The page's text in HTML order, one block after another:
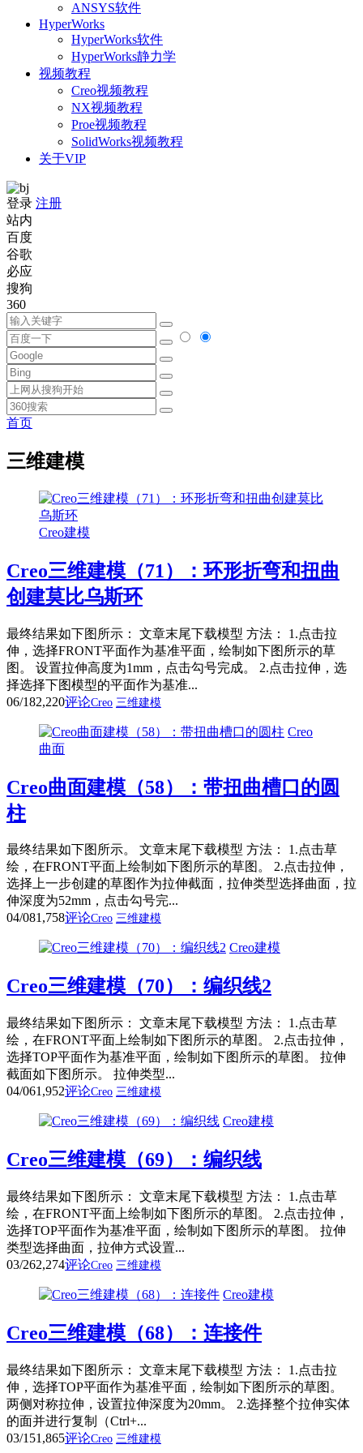
ANSYS软件
HyperWorks
HyperWorks软件
HyperWorks静力学
视频教程
Creo视频教程
NX视频教程
Proe视频教程
SolidWorks视频教程
关于VIP
登录 注册
站内
百度
谷歌
必应
搜狗
360
首页
三维建模
Creo建模
Creo三维建模（71）：环形折弯和扭曲
创建莫比乌斯环
最终结果如下图所示： 文章末尾下载模型 方法： 1.点击拉
伸，选择FRONT平面作为基准平面，绘制如下图所示的草
图。 设置拉伸高度为1mm，点击勾号完成。 2.点击拉伸，选
择选择下图模型的平面作为基准...
06/182,220评论Creo 三维建模
Creo
曲面
Creo曲面建模（58）：带扭曲槽口的圆
柱
最终结果如下图所示。 文章末尾下载模型 方法： 1.点击草
绘，在FRONT平面上绘制如下图所示的草图。 2.点击拉伸，
选择上一步创建的草图作为拉伸截面，拉伸类型选择曲面，拉
伸深度为52mm，点击勾号完...
04/081,758评论Creo 三维建模
Creo建模
Creo三维建模（70）：编织线2
最终结果如下图所示： 文章末尾下载模型 方法： 1.点击草
绘，在FRONT平面上绘制如下图所示的草图。 2.点击拉伸，
选择TOP平面作为基准平面，绘制如下图所示的草图。 拉伸
截面如下图所示。 拉伸类型...
04/061,952评论Creo 三维建模
Creo建模
Creo三维建模（69）：编织线
最终结果如下图所示： 文章末尾下载模型 方法： 1.点击草
绘，在FRONT平面上绘制如下图所示的草图。 2.点击拉伸，
选择TOP平面作为基准平面，绘制如下图所示的草图。 拉伸
类型选择曲面，拉伸方式设置...
03/262,274评论Creo 三维建模
Creo建模
Creo三维建模（68）：连接件
最终结果如下图所示： 文章末尾下载模型 方法： 1.点击拉
伸，选择TOP平面作为基准平面，绘制如下图所示的草图。
两侧对称拉伸，设置拉伸深度为20mm。 2.选择整个拉伸实体
的面并进行复制（Ctrl+...
03/151,865评论Creo 三维建模